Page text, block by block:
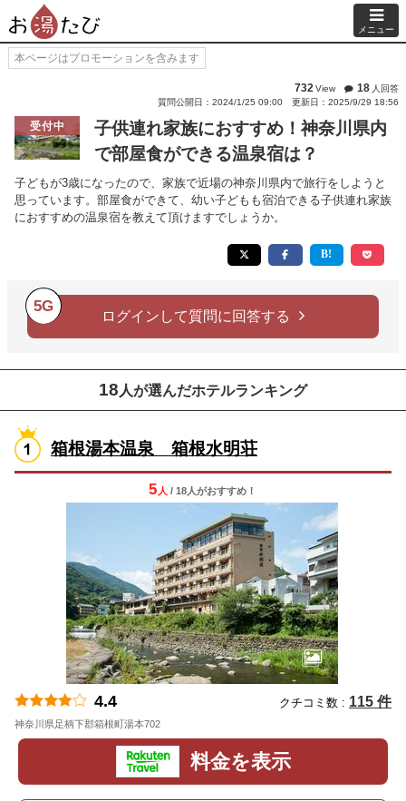
メニュー
本ページはプロモーションを含みます
732View 18 人回答
質問公開日：2024/1/25 09:00
更新日：2025/9/29 18:56
受付中
子供連れ家族におすすめ！神奈川県内
で部屋食ができる温泉宿は？
子どもが3歳になったので、家族で近場の神奈川県内で旅行をしようと
思っています。部屋食ができて、幼い子どもも宿泊できる子供連れ家族
におすすめの温泉宿を教えて頂けますでしょうか。
5G
ログインして質問に回答する
18 人が選んだホテルランキング
箱根湯本温泉 箱根水明荘
5 人 / 18人がおすすめ！
4.4 クチコミ数 : 115 件
神奈川県足柄下郡箱根町湯本702
料金を表示